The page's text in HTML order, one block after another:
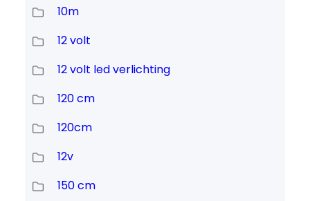
10m
12 volt
12 volt led verlichting
120 cm
120cm
12v
150 cm